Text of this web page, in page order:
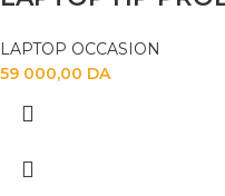
LAPTOP OCCASION
59 000,00 DA